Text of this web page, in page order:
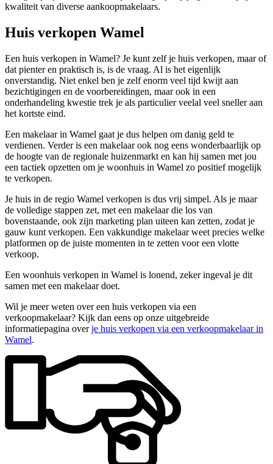
kwaliteit van diverse aankoopmakelaars.
Huis verkopen Wamel
Een huis verkopen in Wamel? Je kunt zelf je huis verkopen, maar of
dat pienter en praktisch is, is de vraag. Al is het eigenlijk
onverstandig. Niet enkel ben je zelf enorm veel tijd kwijt aan
bezichtigingen en de voorbereidingen, maar ook in een
onderhandeling kwestie trek je als particulier veelal veel sneller aan
het kortste eind.
Een makelaar in Wamel gaat je dus helpen om danig geld te
verdienen. Verder is een makelaar ook nog eens wonderbaarlijk op
de hoogte van de regionale huizenmarkt en kan hij samen met jou
een tactiek opzetten om je woonhuis in Wamel zo positief mogelijk
te verkopen.
Je huis in de regio Wamel verkopen is dus vrij simpel. Als je maar
de volledige stappen zet, met een makelaar die los van
bovenstaande, ook zijn marketing plan uiteen kan zetten, zodat je
gauw kunt verkopen. Een vakkundige makelaar weet precies welke
platformen op de juiste momenten in te zetten voor een vlotte
verkoop.
Een woonhuis verkopen in Wamel is lonend, zeker ingeval je dit
samen met een makelaar doet.
Wil je meer weten over een huis verkopen via een
verkoopmakelaar? Kijk dan eens op onze uitgebreide
informatiepagina overje huis verkopen via een verkoopmakelaar in
Wamel.